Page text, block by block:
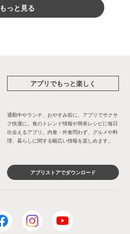
もっと見る
アプリでもっと楽しく
通勤中やランチ、おやすみ前に、アプリでサクサ
ク快適に。食のトレンド情報や簡単レシピに毎日
出会えるアプリ。内食・外食問わず、グルメや料
理、暮らしに関する幅広い情報を楽しめます。
アプリストアでダウンロード